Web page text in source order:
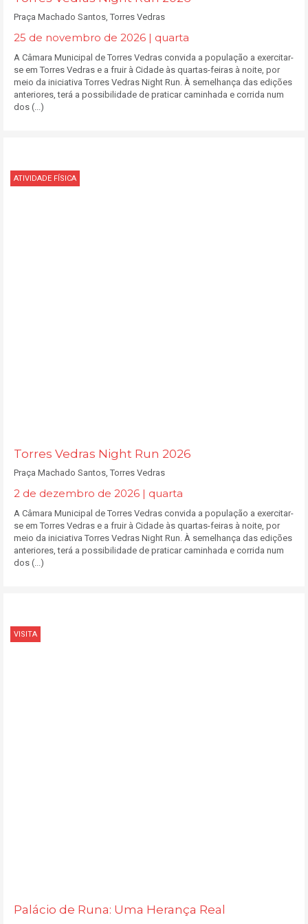
Praça Machado Santos, Torres Vedras
25 de novembro de 2026 | quarta
A Câmara Municipal de Torres Vedras convida a população a exercitar-
se em Torres Vedras e a fruir à Cidade às quartas-feiras à noite, por
meio da iniciativa Torres Vedras Night Run. À semelhança das edições
anteriores, terá a possibilidade de praticar caminhada e corrida num
dos (...)
ATIVIDADE FÍSICA
Torres Vedras Night Run 2026
Praça Machado Santos, Torres Vedras
2 de dezembro de 2026 | quarta
A Câmara Municipal de Torres Vedras convida a população a exercitar-
se em Torres Vedras e a fruir à Cidade às quartas-feiras à noite, por
meio da iniciativa Torres Vedras Night Run. À semelhança das edições
anteriores, terá a possibilidade de praticar caminhada e corrida num
dos (...)
VISITA
Palácio de Runa: Uma Herança Real